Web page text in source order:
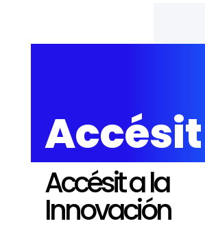
Accésit
Accésit a la
Innovación